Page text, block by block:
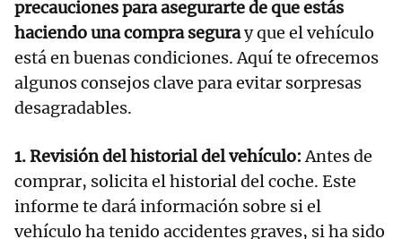
precauciones para asegurarte de que estás
haciendo una compra seguray que el vehículo
está en buenas condiciones. Aquí te ofrecemos
algunos consejos clave para evitar sorpresas
desagradables.
1. Revisión del historial del vehículo:Antes de
comprar, solicita el historial del coche. Este
informe te dará información sobre si el
vehículo ha tenido accidentes graves, si ha sido